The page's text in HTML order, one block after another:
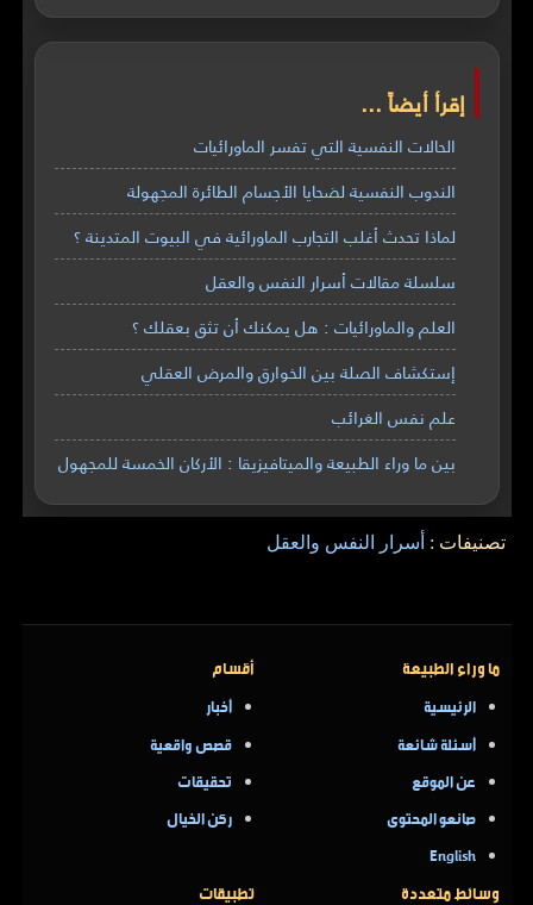
إقرأ أيضاً ...
الحالات النفسية التي تفسر الماورائيات
الندوب النفسية لضحايا الأجسام الطائرة المجهولة
لماذا تحدث أغلب التجارب الماورائية في البيوت المتدينة ؟
سلسلة مقالات أسرار النفس والعقل
العلم والماورائيات : هل يمكنك أن تثق بعقلك ؟
إستكشاف الصلة بين الخوارق والمرض العقلي
علم نفس الغرائب
بين ما وراء الطبيعة والميتافيزيقا : الأركان الخمسة للمجهول
تصنيفات : أسرار النفس والعقل
ما وراء الطبيعة
الرئيسية
أسئلة شائعة
عن الموقع
صانعو المحتوى
English
أقسام
أخبار
قصص واقعية
تحقيقات
ركن الخيال
وسائط متعددة تطبيقات